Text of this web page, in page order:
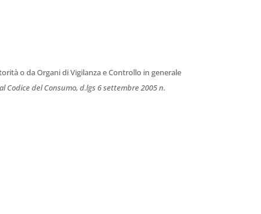
o da Organi di Vigilanza e Controllo in generale
Codice del Consumo, d.lgs 6 settembre 2005 n.